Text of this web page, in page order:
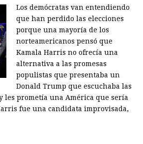
Los demócratas van entendiendo
que han perdido las elecciones
porque una mayoría de los
norteamericanos pensó que
Kamala Harris no ofrecía una
alternativa a las promesas
populistas que presentaba un
Donald Trump que escuchaba las
les prometía una América que sería
fue una candidata improvisada,